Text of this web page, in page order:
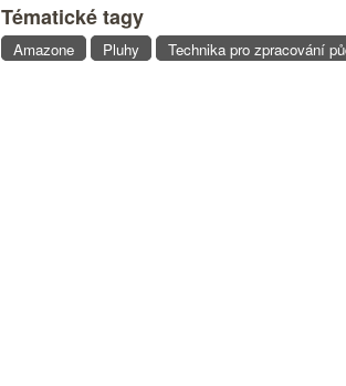
Tématické tagy
Amazone Pluhy Technika pro zpracování